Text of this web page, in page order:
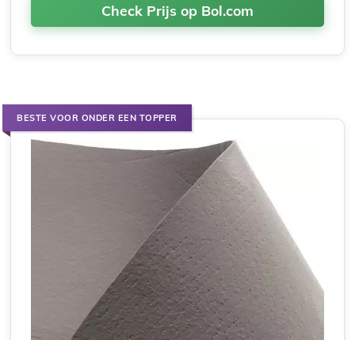
Check Prijs op Bol.com
BESTE VOOR ONDER EEN TOPPER